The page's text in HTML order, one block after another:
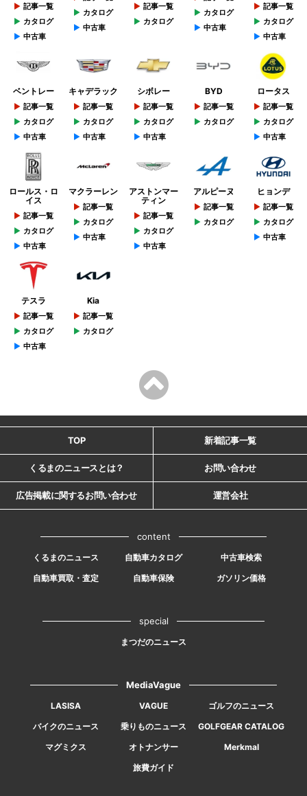
記事一覧
カタログ
中古車
カタログ
中古車
記事一覧
カタログ
カタログ
中古車
記事一覧
カタログ
中古車
ベントレー
記事一覧
カタログ
中古車
キャデラック
記事一覧
カタログ
中古車
シボレー
記事一覧
カタログ
中古車
BYD
記事一覧
カタログ
ロータス
記事一覧
カタログ
中古車
ロールス・ロ
イス
記事一覧
カタログ
中古車
マクラーレン
記事一覧
カタログ
中古車
アストンマー
ティン
記事一覧
カタログ
中古車
アルピーヌ
記事一覧
カタログ
ヒョンデ
記事一覧
カタログ
中古車
テスラ
記事一覧
カタログ
中古車
Kia
記事一覧
カタログ
TOP 新着記事一覧
くるまのニュースとは？ お問い合わせ
広告掲載に関するお問い合わせ 運営会社
content
くるまのニュース 自動車カタログ
中古車検索
自動車買取・査定
自動車保険 ガソリン価格
special
まつだのニュース
MediaVague
LASISA VAGUE
ゴルフのニュース
バイクのニュース
乗りものニュース
GOLFGEAR CATALOG
マグミクス
オトナンサー
Merkmal
旅費ガイド